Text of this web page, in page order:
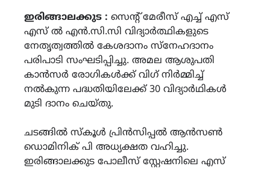
ഇരിങ്ങാലക്കുട : സെന്റ് മേരീസ് എച്ച് എസ്
എസ് ൽ എൻ.സി.സി വിദ്യാർത്ഥികളുടെ
നേതൃത്വത്തിൽ കേശദാനം സ്നേഹദാനം
പരിപാടി സംഘടിപ്പിച്ചു. അമല ആശുപതി
കാൻസർ രോഗികൾക്ക് വിഗ് നിർമ്മിച്ച്
നൽകുന്ന പദ്ധതിയിലേക്ക് 30 വിദ്യാർഥികൾ
മുടി ദാനം ചെയ്തു.
ചടങ്ങിൽ സ്കൂൾ പ്രിൻസിപ്പൽ ആൻസൺ
ഡൊമിനിക് പി അധ്യക്ഷത വഹിച്ചു.
ഇരിങ്ങാലക്കുട പോലീസ് സ്റ്റേഷനിലെ എസ്